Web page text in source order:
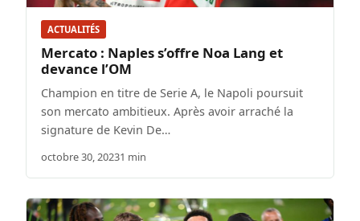
ACTUALITÉS
Mercato : Naples s’offre Noa Lang et
devance l’OM
Champion en titre de Serie A, le Napoli poursuit
son mercato ambitieux. Après avoir arraché la
signature de Kevin De…
octobre 30, 20231 min